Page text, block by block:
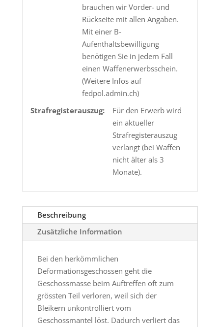
brauchen wir Vorder- und
Rückseite mit allen Angaben.
Mit einer B-
Aufenthaltsbewilligung
benötigen Sie in jedem Fall
einen Waffenerwerbsschein.
(Weitere Infos auf
fedpol.admin.ch)
Strafregisterauszug:
Für den Erwerb wird
ein aktueller
Strafregisterauszug
verlangt (bei Waffen
nicht älter als 3
Monate).
Beschreibung
Zusätzliche Information
Bei den herkömmlichen
Deformationsgeschossen geht die
Geschossmasse beim Auftreffen oft zum
grössten Teil verloren, weil sich der
Bleikern unkontrolliert vom
Geschossmantel löst. Dadurch verliert das